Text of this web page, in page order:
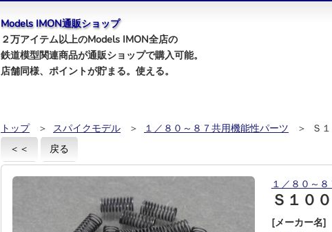
Models IMON通販ショップ
２万アイテム以上のModels IMON全店の
鉄道模型関連商品が通販ショップで購入可能。
店舗同様、ポイントが貯まる。使える。
トップ ＞ スパイクモデル ＞ １／８０～８７共用機能性パーツ
＞ Ｓ
＜＜
戻る
１／８０～
Ｓ１０
[メーカー名]